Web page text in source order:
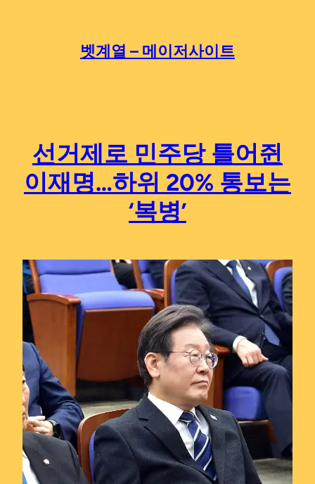
벳계열 – 메이저사이트
선거제로 민주당 틀어쥔
이재명…하위 20% 통보는
‘복병’